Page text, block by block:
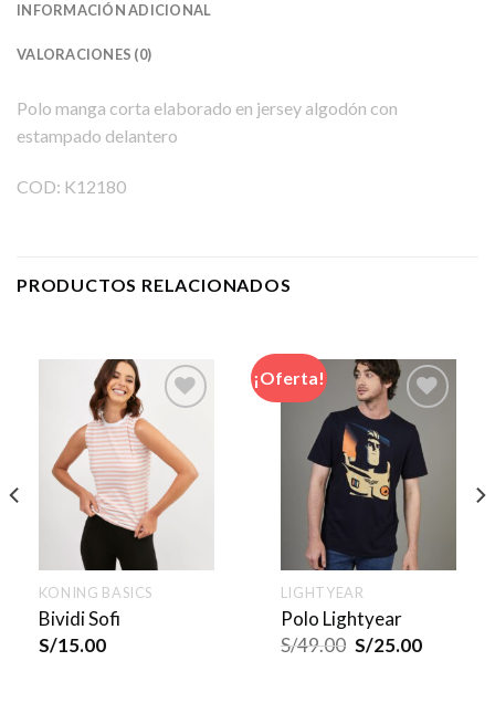
INFORMACIÓN ADICIONAL
VALORACIONES (0)
Polo manga corta elaborado en jersey algodón con
estampado delantero
COD: K12180
PRODUCTOS RELACIONADOS
KONING BASICS
Bividi Sofi
S/15.00
¡Oferta!
LIGHTYEAR
Polo Lightyear
S/49.00 S/25.00